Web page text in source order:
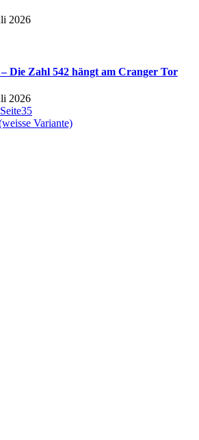
2026
Die Zahl 542 hängt am Cranger Tor
2026
Seite35